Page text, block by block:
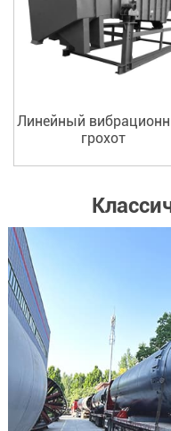
Линейный
грохот